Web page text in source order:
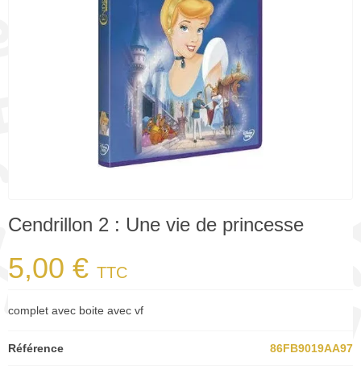
Cendrillon 2 : Une vie de princesse
5,00 € TTC
complet avec boite avec vf
Référence 86FB9019AA97